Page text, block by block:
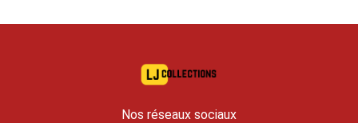
Nos réseaux sociaux